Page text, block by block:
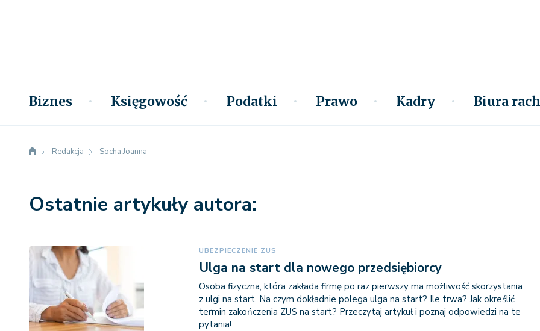
Biznes Księgowość Podatki Prawo Kadry Biura
Redakcja Socha Joanna
Ostatnie artykuły autora:
UBEZPIECZENIE ZUS
Ulga na start dla nowego przedsiębiorcy
Osoba fizyczna, która zakłada firmę po raz pierwszy ma możliwość skorzystania
z ulgi na start. Na czym dokładnie polega ulga na start? Ile trwa? Jak określić
termin zakończenia ZUS na start? Przeczytaj artykuł i poznaj odpowiedzi na te
pytania!